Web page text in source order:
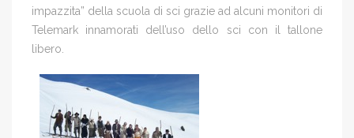
impazzita” della scuola di sci grazie ad alcuni monitori di
Telemark innamorati dell’uso dello sci con il tallone
libero.